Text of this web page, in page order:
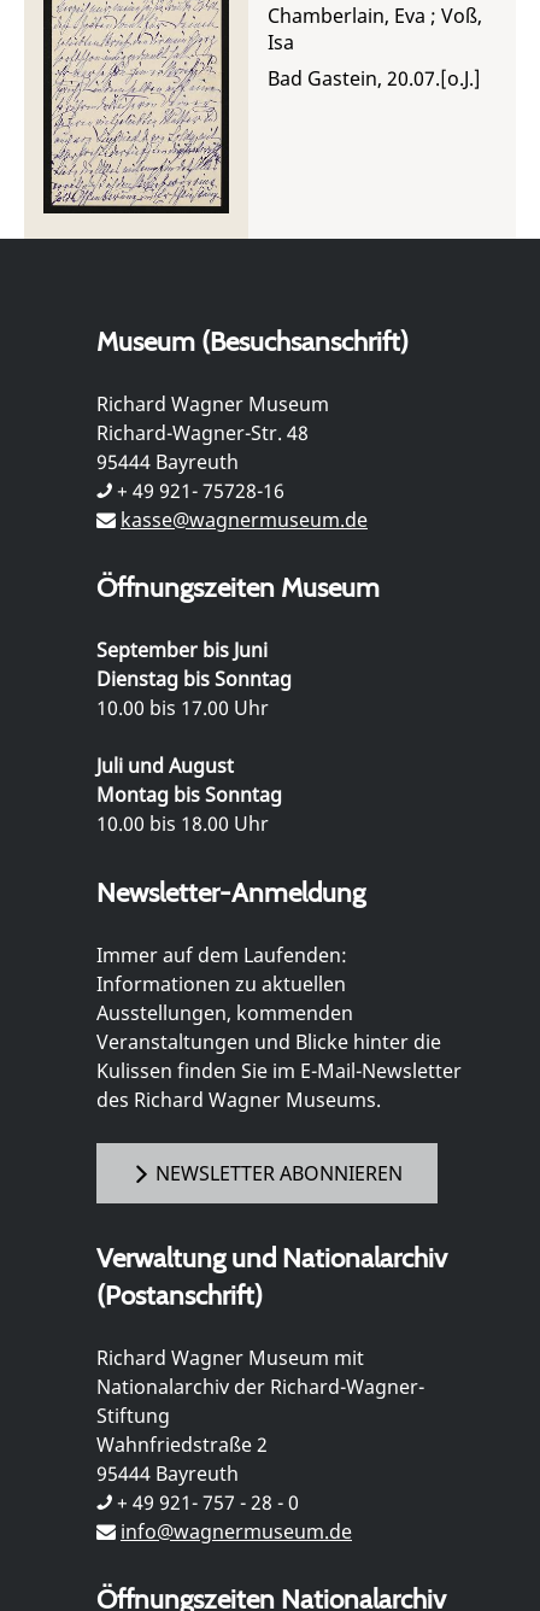
Chamberlain, Eva ; Voß,
Isa
Bad Gastein, 20.07.[o.J.]
Museum (Besuchsanschrift)
Richard Wagner Museum
Richard-Wagner-Str. 48
95444 Bayreuth
+ 49 921- 75728-16
kasse@wagnermuseum.de
Öffnungszeiten Museum
September bis Juni
Dienstag bis Sonntag
10.00 bis 17.00 Uhr
Juli und August
Montag bis Sonntag
10.00 bis 18.00 Uhr
Newsletter-Anmeldung
Immer auf dem Laufenden:
Informationen zu aktuellen
Ausstellungen, kommenden
Veranstaltungen und Blicke hinter die
Kulissen finden Sie im E-Mail-Newsletter
des Richard Wagner Museums.
NEWSLETTER ABONNIEREN
Verwaltung und Nationalarchiv
(Postanschrift)
Richard Wagner Museum mit
Nationalarchiv der Richard-Wagner-
Stiftung
Wahnfriedstraße 2
95444 Bayreuth
+ 49 921- 757 - 28 - 0
info@wagnermuseum.de
Öffnungszeiten Nationalarchiv